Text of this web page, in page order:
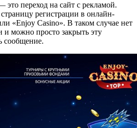
это переход на сайт с рекламой.
регистрации в онлайн-
«Enjoy Casino». В таком случае нет
и можно просто закрыть эту
сообщение.